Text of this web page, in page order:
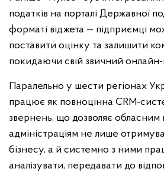
податків на порталі Державної
форматі віджета — підприємці
поставити оцінку та залишити
покидаючи свій звичний онлайн-
Паралельно у шести регіонах
працює як повноцінна CRM-
звернень, що дозволяє обласним
адміністраціям не лише
бізнесу, а й системно з ними
аналізувати, передавати до